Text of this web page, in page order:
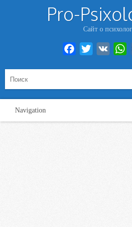
Pro-
Сайт о
Facebook
Twitter VK
Navigation